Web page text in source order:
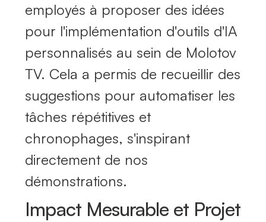
employés à proposer des idées
pour l'implémentation d'outils d'IA
personnalisés au sein de Molotov
TV. Cela a permis de recueillir des
suggestions pour automatiser les
tâches répétitives et
chronophages, s'inspirant
directement de nos
démonstrations.
Impact Mesurable et Projet